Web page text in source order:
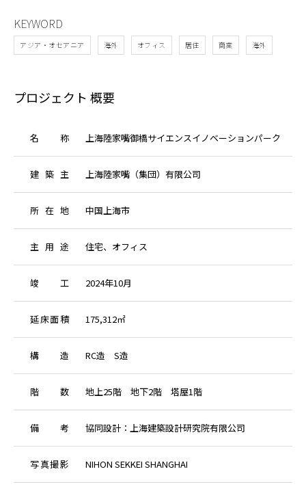
KEYWORD
アジア・オセアニア 海外 オフィス 居住 商業 海外
プロジェクト 概要
名 称 上海陸家嘴御橋サイエンスイノベーションパーク
建 築 主 上海陸家嘴（集団）有限公司
所 在 地 中国上海市
主 用 途 住宅、オフィス
竣 工 2024年10月
延床面積 175,312㎡
構 造 RC造 S造
階 数 地上25階 地下2階 塔屋1階
備 考 協同設計：上海建築設計研究院有限公司
写真撮影 NIHON SEKKEI SHANGHAI